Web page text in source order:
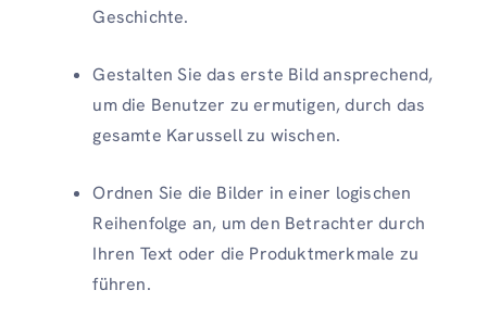
Geschichte.
Gestalten Sie das erste Bild ansprechend,
um die Benutzer zu ermutigen, durch das
gesamte Karussell zu wischen.
Ordnen Sie die Bilder in einer logischen
Reihenfolge an, um den Betrachter durch
Ihren Text oder die Produktmerkmale zu
führen.